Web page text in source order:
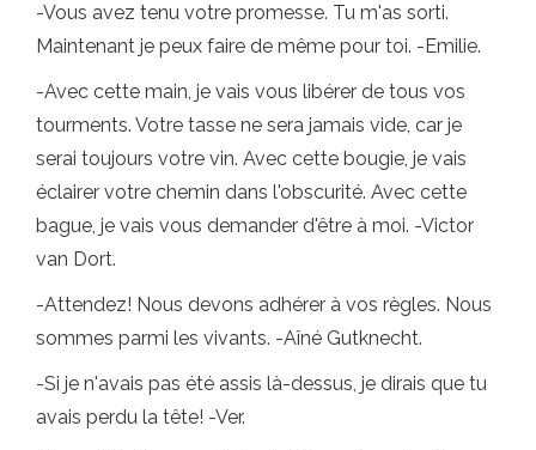
-Vous avez tenu votre promesse. Tu m'as sorti.
Maintenant je peux faire de même pour toi. -Emilie.
-Avec cette main, je vais vous libérer de tous vos
tourments. Votre tasse ne sera jamais vide, car je
serai toujours votre vin. Avec cette bougie, je vais
éclairer votre chemin dans l'obscurité. Avec cette
bague, je vais vous demander d'être à moi. -Victor
van Dort.
-Attendez! Nous devons adhérer à vos règles. Nous
sommes parmi les vivants. -Aîné Gutknecht.
-Si je n'avais pas été assis là-dessus, je dirais que tu
avais perdu la tête! -Ver.